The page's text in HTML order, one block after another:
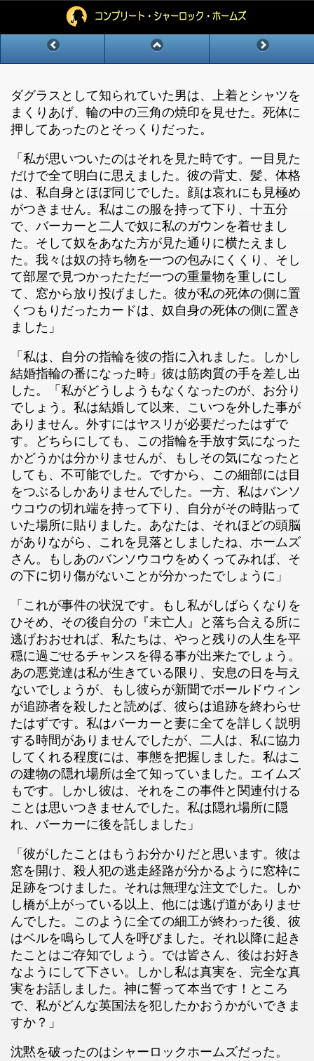
ダグラスとして知られていた男は、上着とシャツを
まくりあげ、輪の中の三角の焼印を見せた。死体に
押してあったのとそっくりだった。
「私が思いついたのはそれを見た時です。一目見た
だけで全て明白に思えました。彼の背丈、髪、体格
は、私自身とほぼ同じでした。顔は哀れにも見極め
がつきません。私はこの服を持って下り、十五分
で、バーカーと二人で奴に私のガウンを着せまし
た。そして奴をあなた方が見た通りに横たえまし
た。我々は奴の持ち物を一つの包みにくくり、そし
て部屋で見つかったただ一つの重量物を重しにし
て、窓から放り投げました。彼が私の死体の側に置
くつもりだったカードは、奴自身の死体の側に置き
ました」
「私は、自分の指輪を彼の指に入れました。しかし
結婚指輪の番になった時」彼は筋肉質の手を差し出
した。「私がどうしようもなくなったのが、お分り
でしょう。私は結婚して以来、こいつを外した事が
ありません。外すにはヤスリが必要だったはずで
す。どちらにしても、この指輪を手放す気になった
かどうかは分かりませんが、もしその気になったと
しても、不可能でした。ですから、この細部には目
をつぶるしかありませんでした。一方、私はバンソ
ウコウの切れ端を持って下り、自分がその時貼って
いた場所に貼りました。あなたは、それほどの頭脳
がありながら、これを見落としましたね、ホームズ
さん。もしあのバンソウコウをめくってみれば、そ
の下に切り傷がないことが分かったでしょうに」
「これが事件の状況です。もし私がしばらくなりを
ひそめ、その後自分の『未亡人』と落ち合える所に
逃げおおせれば、私たちは、やっと残りの人生を平
穏に過ごせるチャンスを得る事が出来たでしょう。
あの悪党達は私が生きている限り、安息の日を与え
ないでしょうが、もし彼らが新聞でボールドウィン
が追跡者を殺したと読めば、彼らは追跡を終わらせ
たはずです。私はバーカーと妻に全てを詳しく説明
する時間がありませんでしたが、二人は、私に協力
してくれる程度には、事態を把握しました。私はこ
の建物の隠れ場所は全て知っていました。エイムズ
もです。しかし彼は、それをこの事件と関連付ける
ことは思いつきませんでした。私は隠れ場所に隠
れ、バーカーに後を託しました」
「彼がしたことはもうお分かりだと思います。彼は
窓を開け、殺人犯の逃走経路が分かるように窓枠に
足跡をつけました。それは無理な注文でした。しか
し橋が上がっている以上、他には逃げ道がありませ
んでした。このように全ての細工が終わった後、彼
はベルを鳴らして人を呼びました。それ以降に起き
たことはご存知でしょう。では皆さん、後はお好き
なようにして下さい。しかし私は真実を、完全な真
実をお話しました。神に誓って本当です！ところ
で、私がどんな英国法を犯したかおうかがいできま
すか？」
沈黙を破ったのはシャーロックホームズだった。